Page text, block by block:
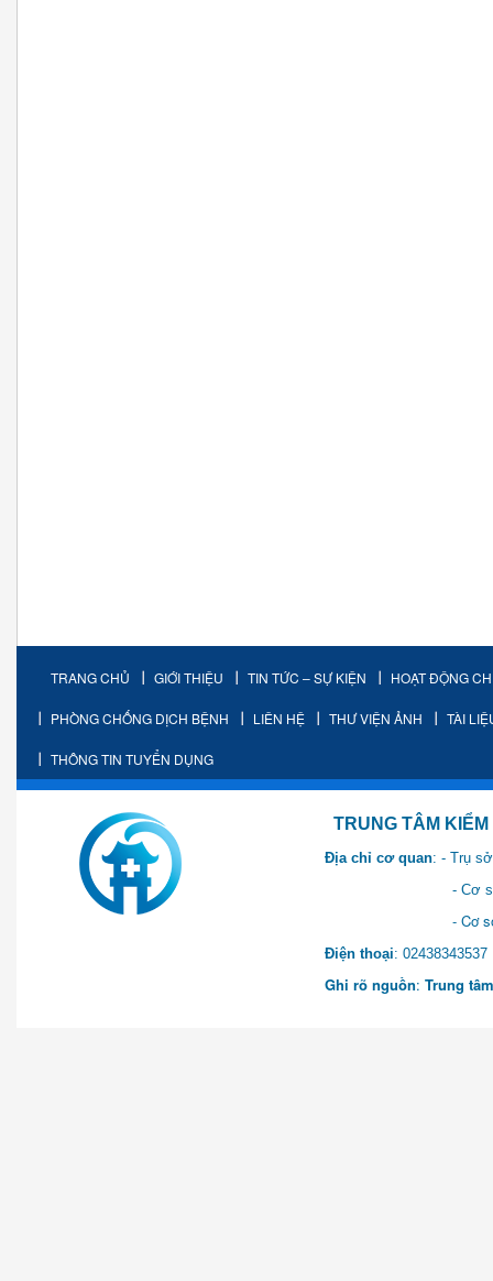
TRANG CHỦ GIỚI THIỆU TIN TỨC – SỰ KIỆN HOẠT ĐỘNG
PHÒNG CHỐNG DỊCH BỆNH LIÊN HỆ THƯ VIỆN ẢNH TÀI
THÔNG TIN TUYỂN DỤNG
TRUNG TÂM KIỂM SOÁT
Địa chỉ cơ quan: - Trụ
- Cơ sở 2: Khu Hành
- Cơ sở 3: Số 1 Ngõ 2
Điện thoại:
Ghi rõ nguồn: Trung